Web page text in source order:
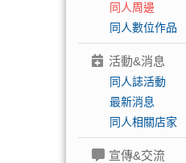
同人周邊
同人數位作品
活動&消息
同人誌活動
最新消息
同人相關店家
宣傳&交流